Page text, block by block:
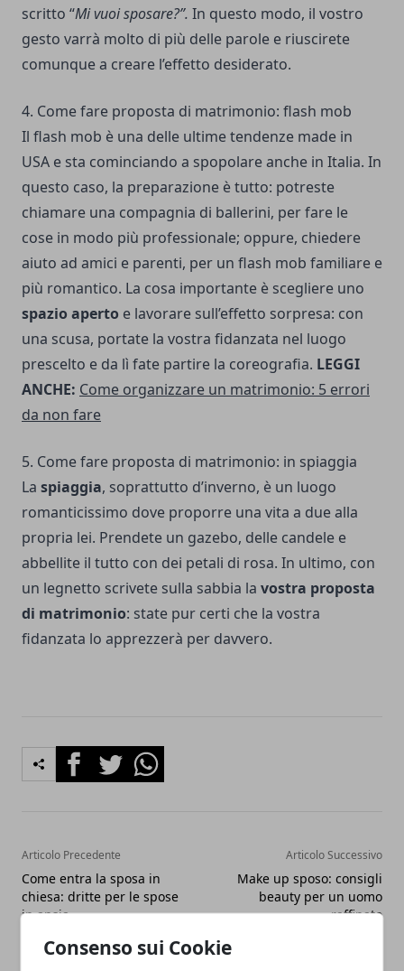
Consenso sui Cookie
scritto “Mi vuoi sposare?”. In questo modo, il vostro
gesto varrà molto di più delle parole e riuscirete
comunque a creare l’effetto desiderato.
4. Come fare proposta di matrimonio: flash mob
Il flash mob è una delle ultime tendenze made in
USA e sta cominciando a spopolare anche in Italia. In
questo caso, la preparazione è tutto: potreste
chiamare una compagnia di ballerini, per fare le
cose in modo più professionale; oppure, chiedere
aiuto ad amici e parenti, per un flash mob familiare e
più romantico. La cosa importante è scegliere uno
spazio aperto e lavorare sull’effetto sorpresa: con
una scusa, portate la vostra fidanzata nel luogo
prescelto e da lì fate partire la coreografia. LEGGI
ANCHE: Come organizzare un matrimonio: 5 errori
da non fare
5. Come fare proposta di matrimonio: in spiaggia
La spiaggia, soprattutto d’inverno, è un luogo
romanticissimo dove proporre una vita a due alla
propria lei. Prendete un gazebo, delle candele e
abbellite il tutto con dei petali di rosa. In ultimo, con
un legnetto scrivete sulla sabbia la vostra proposta
di matrimonio: state pur certi che la vostra
fidanzata lo apprezzerà per davvero.
FacebookTwitterWhatsapp
Articolo Precedente
Come entra la sposa in
chiesa: dritte per le spose
in ansia
Articolo Successivo
Make up sposo: consigli
beauty per un uomo
raffinato